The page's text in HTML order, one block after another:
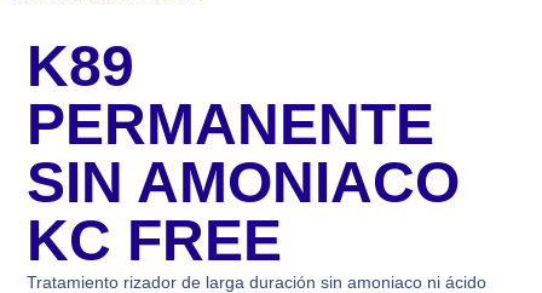
K89
PERMANENTE
SIN AMONIACO
KC FREE
Tratamiento rizador de larga duración sin amoniaco ni ácido